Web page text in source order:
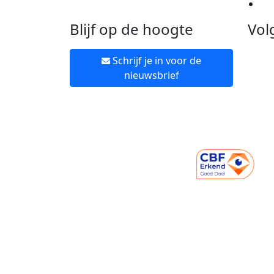
Blijf op de hoogte
Schrijf je in voor de
nieuwsbrief